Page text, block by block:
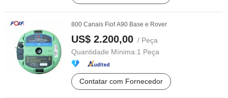
800 Canais Fiof A90 Base e Rover
US$ 2.200,00 / Peça
Quantidade Mínima:1 Peça
Contatar com Fornecedor